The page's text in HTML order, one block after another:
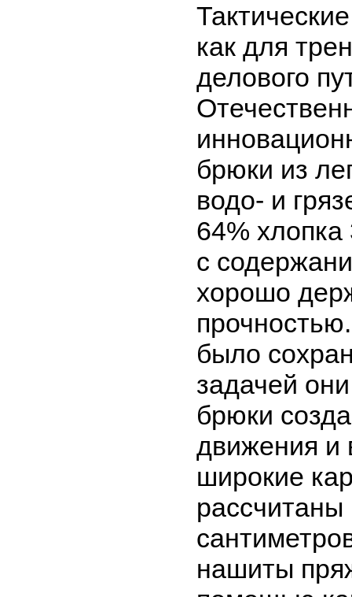
как для
делового
брюки из
водо- и
64% хлопка
с
хорошо
было
задачей
брюки
движения и
широкие
нашиты